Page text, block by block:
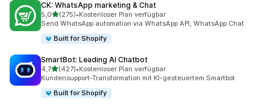
CK: WhatsApp marketing & Chat
5,0von 5 Sternen
(275)
275 Rezensionen insgesamt
•Kostenloser Plan verfügbar
Send WhatsApp automation via WhatsApp API, WhatsApp Chat
Built for Shopify
SmartBot: Leading AI Chatbot
4,7von 5 Sternen
(427)
427 Rezensionen insgesamt
•Kostenloser Plan verfügbar
Kundensupport-Transformation mit KI-gesteuertem Smartbot
Built for Shopify